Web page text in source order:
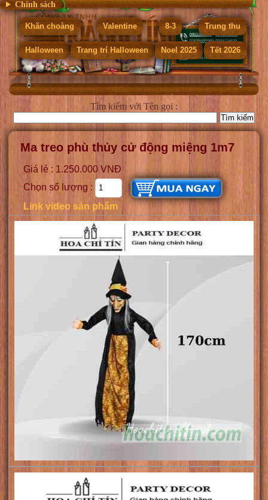
Chính sách
Khăn choàng Valentine 8-3 Trung thu
Halloween Trang trí Halloween Noel 2025 Tết 2026
Tìm kiếm với Tên gọi :
Ma treo phù thủy cử động miệng 1m7
Giá lẻ : 1.250.000 VNĐ
Chọn số lượng :
Link video sản phẩm